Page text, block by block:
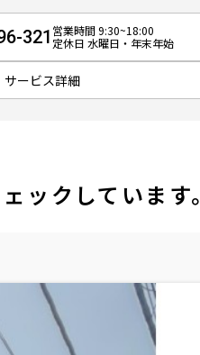
321 営業時間 9:30~18:00
定休日 水曜日・年末年始
サービス詳細
ックしています。